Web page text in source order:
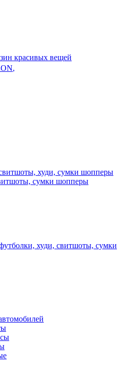
красивых вещей
,
худи, сумки шопперы
сумки шопперы
худи, свитшоты, сумки